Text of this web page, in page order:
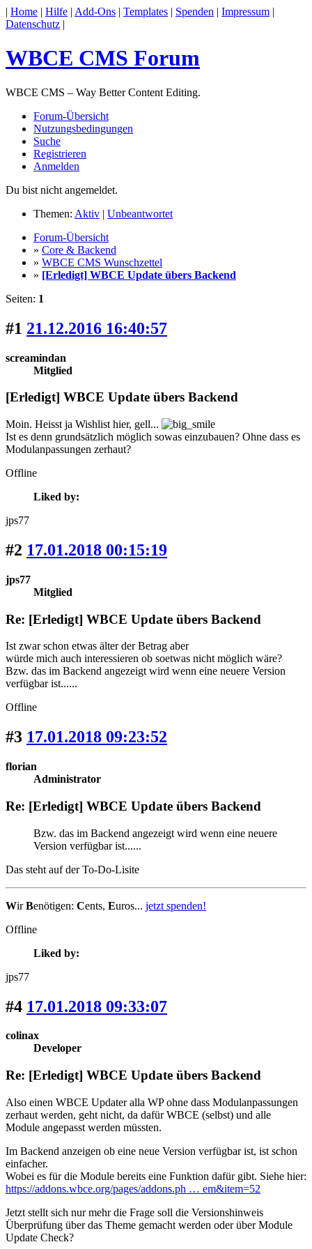
| Home | Hilfe | Add-Ons | Templates | Spenden | Impressum |
Datenschutz |
WBCE CMS Forum
WBCE CMS – Way Better Content Editing.
Forum-Übersicht
Nutzungsbedingungen
Suche
Registrieren
Anmelden
Du bist nicht angemeldet.
Themen: Aktiv | Unbeantwortet
Forum-Übersicht
» Core & Backend
» WBCE CMS Wunschzettel
» [Erledigt] WBCE Update übers Backend
Seiten: 1
#1 21.12.2016 16:40:57
screamindan
Mitglied
[Erledigt] WBCE Update übers Backend
Moin. Heisst ja Wishlist hier, gell...
Ist es denn grundsätzlich möglich sowas einzubauen? Ohne dass es
Modulanpassungen zerhaut?
Offline
Liked by:
jps77
#2 17.01.2018 00:15:19
jps77
Mitglied
Re: [Erledigt] WBCE Update übers Backend
Ist zwar schon etwas älter der Betrag aber
würde mich auch interessieren ob soetwas nicht möglich wäre?
Bzw. das im Backend angezeigt wird wenn eine neuere Version
verfügbar ist......
Offline
#3 17.01.2018 09:23:52
florian
Administrator
Re: [Erledigt] WBCE Update übers Backend
Bzw. das im Backend angezeigt wird wenn eine neuere
Version verfügbar ist......
Das steht auf der To-Do-Lisite
WirBenötigen: Cents, Euros... jetzt spenden!
Offline
Liked by:
jps77
#4 17.01.2018 09:33:07
colinax
Developer
Re: [Erledigt] WBCE Update übers Backend
Also einen WBCE Updater alla WP ohne dass Modulanpassungen
zerhaut werden, geht nicht, da dafür WBCE (selbst) und alle
Module angepasst werden müssten.
Im Backend anzeigen ob eine neue Version verfügbar ist, ist schon
einfacher.
Wobei es für die Module bereits eine Funktion dafür gibt. Siehe hier:
https://addons.wbce.org/pages/addons.ph … em&item=52
Jetzt stellt sich nur mehr die Frage soll die Versionshinweis
Überprüfung über das Theme gemacht werden oder über Module
Update Check?